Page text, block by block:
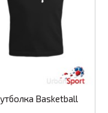
Basketball